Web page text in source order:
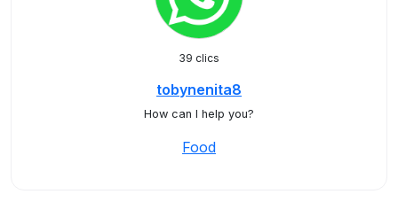
39 clics
tobynenita8
How can I help you?
Food